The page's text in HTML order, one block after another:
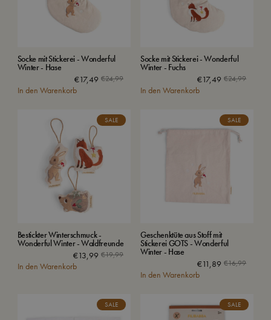
Socke mit Stickerei - Wonderful
Winter - Hase
€24,99
€17,49
In den Warenkorb
Socke mit Stickerei - Wonderful
Winter - Fuchs
€24,99
€17,49
In den Warenkorb
SALE
Bestickter Winterschmuck -
Wonderful Winter - Waldfreunde
€19,99
€13,99
In den Warenkorb
SALE
Geschenktüte aus Stoff mit
Stickerei GOTS - Wonderful
Winter - Hase
€16,99
€11,89
In den Warenkorb
SALE SALE